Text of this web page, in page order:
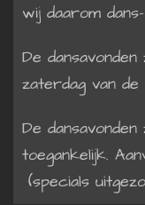
wij daarom
De
zaterdag van de
De
toegankelijk.
(specials